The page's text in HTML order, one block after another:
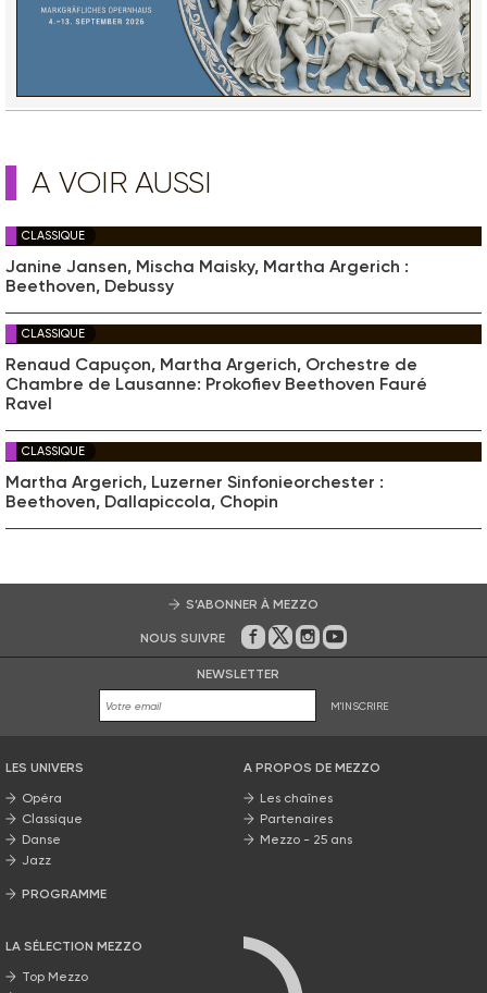
A VOIR AUSSI
CLASSIQUE
Janine Jansen, Mischa Maisky, Martha Argerich :
Beethoven, Debussy
CLASSIQUE
Renaud Capuçon, Martha Argerich, Orchestre de
Chambre de Lausanne: Prokofiev Beethoven Fauré
Ravel
CLASSIQUE
Martha Argerich, Luzerner Sinfonieorchester :
Beethoven, Dallapiccola, Chopin
S’ABONNER À MEZZO
NOUS SUIVRE Sur Facebook
Sur Twitter
Sur Instagram
Sur Youtube
NEWSLETTER
M'INSCRIRE
LES UNIVERS
Opéra
Classique
Danse
Jazz
PROGRAMME
LA SÉLECTION MEZZO
Top Mezzo
A PROPOS DE MEZZO
Les chaînes
Partenaires
Mezzo - 25 ans